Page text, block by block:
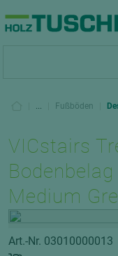
... Fußböden
VICstairs
Medium
Art.-Nr. 03010000013